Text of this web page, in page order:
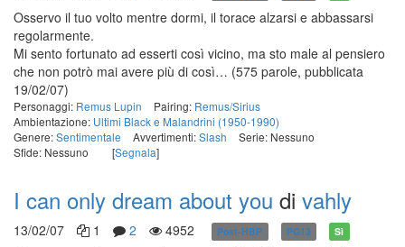
Osservo il tuo volto mentre dormi, il torace alzarsi e abbassarsi
regolarmente.
Mi sento fortunato ad esserti così vicino, ma sto male al pensiero
che non potrò mai avere più di così… (575 parole, pubblicata
19/02/07)
Personaggi: Remus Lupin Pairing: Remus/Sirius
Ambientazione: Ultimi Black e Malandrini (1950-1990)
Genere:Sentimentale Avvertimenti:Slash
Serie: Nessuno
Sfide: Nessuno
[Segnala]
I can only dream about you di vahly
13/02/07 1 2 4952 Post-HBP PG13 Sì